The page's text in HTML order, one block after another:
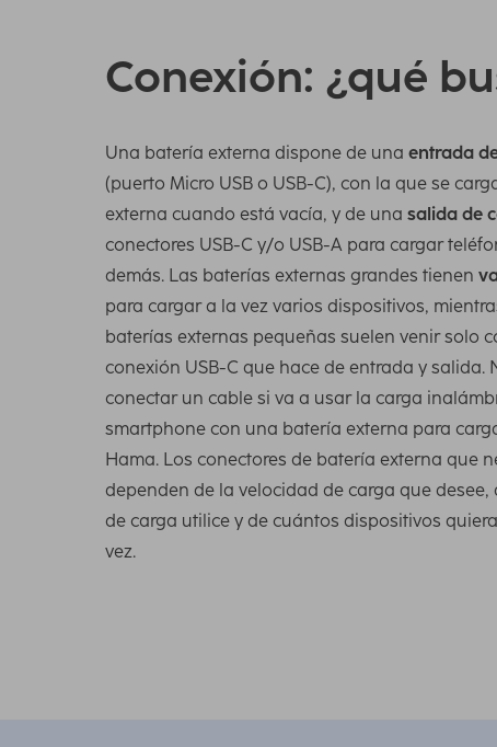
Conexión: ¿qué
Una batería externa dispone de una entrada
(puerto Micro USB o USB-C), con la que se
externa cuando está vacía, y de una salida de
conectores USB-C y/o USB-A para cargar
demás. Las baterías externas grandes tienen
para cargar a la vez varios dispositivos,
baterías externas pequeñas suelen venir solo
conexión USB-C que hace de entrada y salida.
conectar un cable si va a usar la carga
smartphone con una batería externa para
Hama. Los conectores de batería externa que
dependen de la velocidad de carga que desee,
de carga utilice y de cuántos dispositivos
vez.